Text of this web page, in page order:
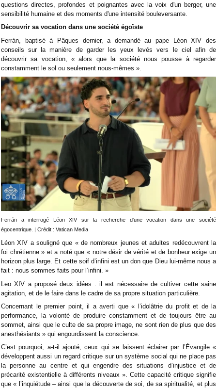
questions directes, profondes et poignantes avec la voix d'un berger, une
sensibilité humaine et des moments d'une intensité bouleversante.
Découvrir sa vocation dans une société égoïste
Ferrán, baptisé à Pâques dernier, a demandé au pape Léon XIV des
conseils sur la manière de garder les yeux levés vers le ciel afin de
découvrir sa vocation, « alors que la société nous pousse à regarder
constamment le sol ou seulement nous-mêmes ».
Ferrán a interrogé Léon XIV sur la recherche d'une vocation dans une société
égocentrique. | Crédit : Vatican Media
Léon XIV a souligné que « de nombreux jeunes et adultes redécouvrent la
foi chrétienne » et a noté que « notre désir de vérité et de bonheur exige un
horizon plus large. Et cette soif d’infini est un don que Dieu lui-même nous a
fait : nous sommes faits pour l’infini. »
Leo XIV a proposé deux idées : il est nécessaire de cultiver cette saine
agitation, et de le faire dans le cadre de sa propre situation particulière.
Concernant le premier point, il a averti que « l’idolâtrie du profit et de la
performance, la volonté de produire constamment et de toujours être au
sommet, ainsi que le culte de sa propre image, ne sont rien de plus que des
anesthésiants » qui engourdissent la conscience.
C’est pourquoi, a-t-il ajouté, ceux qui se laissent éclairer par l’Évangile «
développent aussi un regard critique sur un système social qui ne place pas
la personne au centre et qui engendre des situations d’injustice et de
précarité existentielle à différents niveaux ». Cette capacité critique signifie
que « l’inquiétude – ainsi que la découverte de soi, de sa spiritualité, et plus